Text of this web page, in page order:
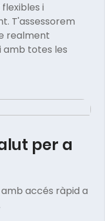
i
T'assessorem
realment
amb totes les
per a
accés ràpid a